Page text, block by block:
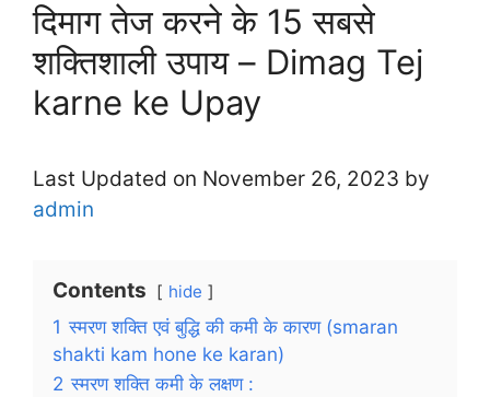
दिमाग तेज करने के 15 सबसे
शक्तिशाली उपाय – Dimag Tej
karne ke Upay
Last Updated on November 26, 2023 by
admin
Contents hide
1 स्मरण शक्ति एवं बुद्धि की कमी के कारण (smaran
shakti kam hone ke karan)
2 स्मरण शक्ति कमी के लक्षण :